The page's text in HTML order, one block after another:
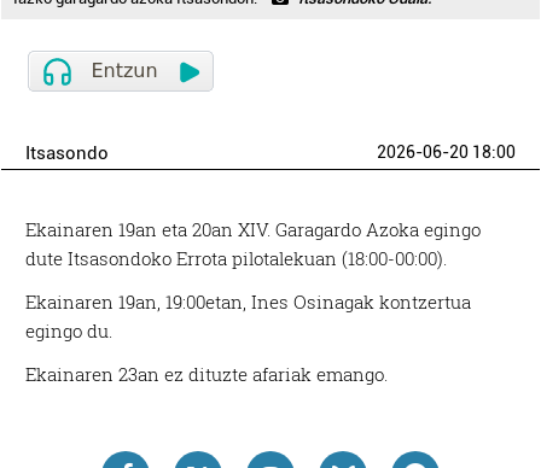
Itsasondo 2026-06-20 18:00
Ekainaren 19an eta 20an XIV. Garagardo Azoka egingo
dute Itsasondoko Errota pilotalekuan (18:00-00:00).
Ekainaren 19an, 19:00etan, Ines Osinagak kontzertua
egingo du.
Ekainaren 23an ez dituzte afariak emango.